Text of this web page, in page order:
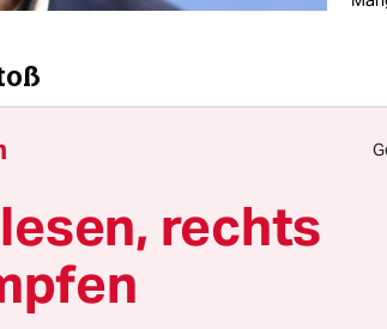
(SPD) hat die
Markus Söder (CSU)
vorerst
sollte das
Lauterbach am Montag in
und Heimbewohnern.
rechts